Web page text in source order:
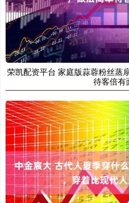
荣凯配资平台 家庭版蒜蓉粉丝蒸
待客倍有